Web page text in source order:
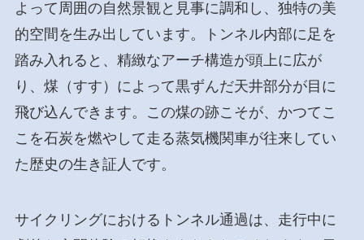
よって周囲の自然景観と見事に調和し、独特の美
的空間を生み出しています。トンネル内部に足を
踏み入れると、精緻なアーチ構造が頭上に広が
り、煤（すす）によって黒ずんだ天井部分が目に
飛び込んできます。この煤の跡こそが、かつてこ
こを石炭を燃やして走る蒸気機関車が往来してい
た歴史の生き証人です。
サイクリングにおけるトンネル通過は、走行中に